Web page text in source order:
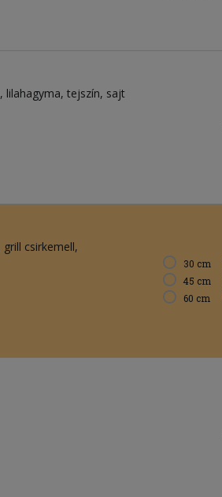
lilahagyma tejszín sajt
grill csirkemell
30 cm
45 cm
60 cm